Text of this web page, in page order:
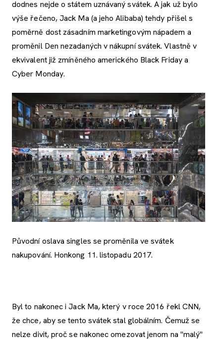
dodnes nejde o státem uznávaný svátek. A jak už bylo
výše řečeno, Jack Ma (a jeho Alibaba) tehdy přišel s
poměrně dost zásadním marketingovým nápadem a
proměnil Den nezadaných v nákupní svátek. Vlastně v
ekvivalent již zmíněného amerického Black Friday a
Cyber Monday.
Původní oslava singles se proměnila ve svátek
nakupování. Honkong 11. listopadu 2017.
Byl to nakonec i Jack Ma, který v roce 2016 řekl CNN,
že chce, aby se tento svátek stal globálním. Čemuž se
nelze divit, proč se nakonec omezovat jenom na "malý"